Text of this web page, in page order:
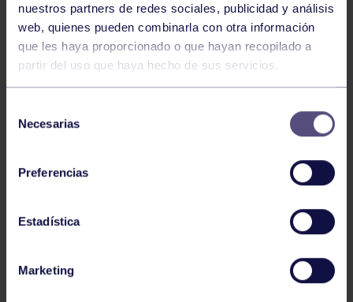
nuestros partners de redes sociales, publicidad y análisis
web, quienes pueden combinarla con otra información
que les haya proporcionado o que hayan recopilado a
partir del uso que haya hecho de sus servicios.
Necesarias
Preferencias
Estadística
Marketing
Hockey 28 Jul 2026
ÓSCAR PALOMERO, RUMBO AL
MUNDIAL
WORLD MASTERS HOCKEY 2026